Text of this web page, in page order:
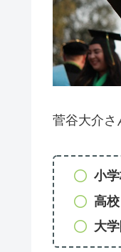
菅谷大介さ
小
高校
大